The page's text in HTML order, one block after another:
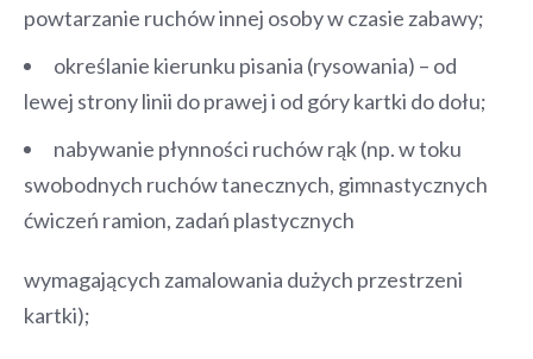
powtarzanie ruchów innej osoby w czasie zabawy;
określanie kierunku pisania (rysowania) – od
lewej strony linii do prawej i od góry kartki do dołu;
nabywanie płynności ruchów rąk (np. w toku
swobodnych ruchów tanecznych, gimnastycznych
ćwiczeń ramion, zadań plastycznych
wymagających zamalowania dużych przestrzeni
kartki);